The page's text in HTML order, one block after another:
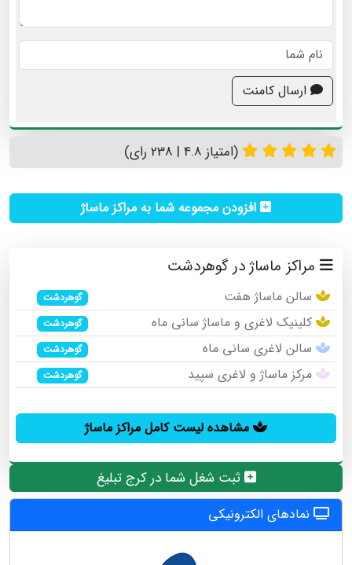
ارسال کامنت
(امتیاز 4.8 | 238 رای)
افزودن مجموعه شما به مراکز ماساژ
مراکز ماساژ در گوهردشت
سالن ماساژ هفت گوهردشت
کلینیک لاغری و ماساژ سانی ماه گوهردشت
سالن لاغری سانی ماه گوهردشت
مرکز ماساژ و لاغری سپید گوهردشت
مشاهده لیست کامل مراکز ماساژ
ثبت شغل شما در کرج تبلیغ
نمادهای الکترونیکی